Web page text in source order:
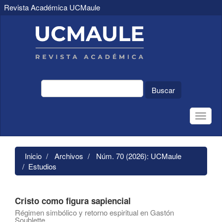
Revista Académica UCMaule
principal
Contenido
principal
Barra
Buscar
Toggle
Inicio Archivos
Núm. 70 (2026): UCMaule
Estudios
Cristo como figura sapiencial
Régimen simbólico y retorno espiritual en Gastón
Soublette.